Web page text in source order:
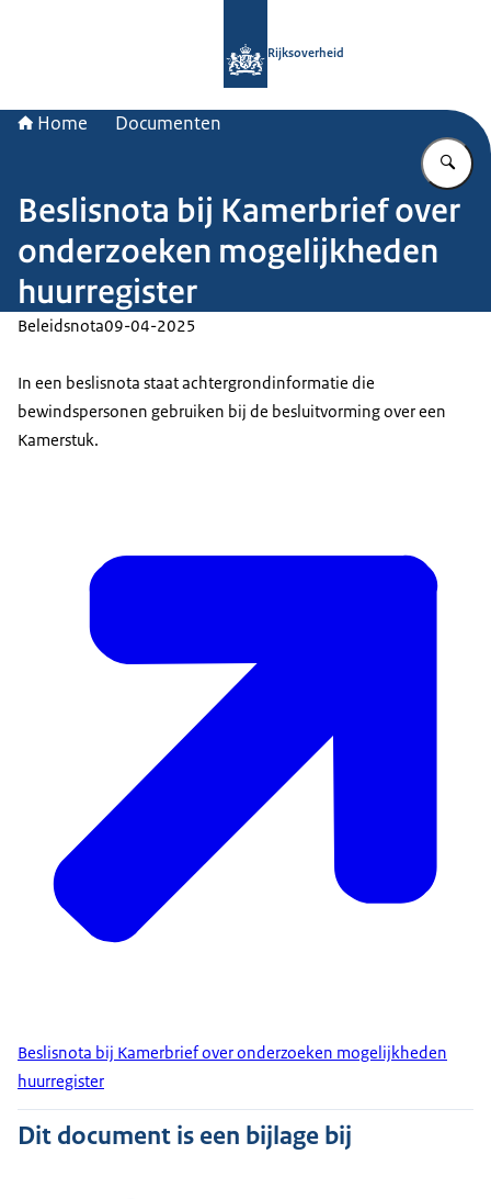
Rijksoverheid
Home Documenten
Beslisnota bij Kamerbrief over
onderzoeken mogelijkheden
huurregister
Beleidsnota09-04-2025
In een beslisnota staat achtergrondinformatie die
bewindspersonen gebruiken bij de besluitvorming over een
Kamerstuk.
Beslisnota bij Kamerbrief over onderzoeken mogelijkheden
huurregister
Dit document is een bijlage bij